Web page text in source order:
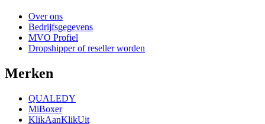
Over ons
Bedrijfsgegevens
MVO Profiel
Dropshipper of reseller worden
Merken
QUALEDY
MiBoxer
KlikAanKlikUit